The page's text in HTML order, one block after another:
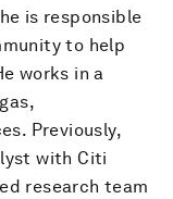
is responsible
to help
works in a
Previously,
with Citi
research team